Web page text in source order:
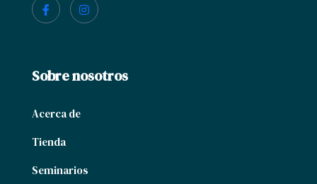
Sobre nosotros
Acerca de
Tienda
Seminarios